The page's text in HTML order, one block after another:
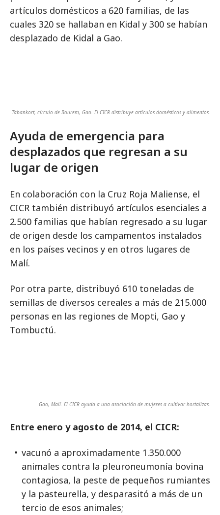
artículos domésticos a 620 familias, de las
cuales 320 se hallaban en Kidal y 300 se habían
desplazado de Kidal a Gao.
Tabankort, círculo de Bourem, Gao. El CICR distribuye artículos domésticos y alimentos.
Ayuda de emergencia para
desplazados que regresan a su
lugar de origen
En colaboración con la Cruz Roja Maliense, el
CICR también distribuyó artículos esenciales a
2.500 familias que habían regresado a su lugar
de origen desde los campamentos instalados
en los países vecinos y en otros lugares de
Malí.
Por otra parte, distribuyó 610 toneladas de
semillas de diversos cereales a más de 215.000
personas en las regiones de Mopti, Gao y
Tombuctú.
Gao, Malí. El CICR ayuda a una asociación de mujeres a cultivar hortalizas.
Entre enero y agosto de 2014, el CICR:
vacunó a aproximadamente 1.350.000
animales contra la pleuroneumonía bovina
contagiosa, la peste de pequeños rumiantes
y la pasteurella, y desparasitó a más de un
tercio de esos animales;